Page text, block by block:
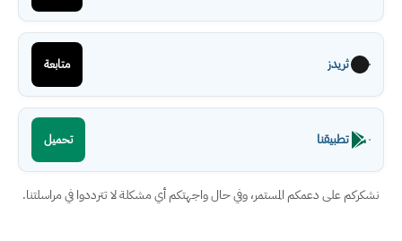
ثريدز متابعة
تطبيقنا تحميل
نشكركم على دعمكم المستمر، وفي حال واجهتكم أي مشكلة لا تترددوا في مراسلتنا.